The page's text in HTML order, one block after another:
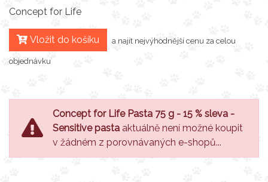
Concept for Life
Vložit do košíku a najít nejvýhodnější cenu za celou
objednávku
Concept for Life Pasta 75 g - 15 % sleva -
Sensitive pasta aktuálně není možné koupit
v žádném z porovnávaných e-shopů...